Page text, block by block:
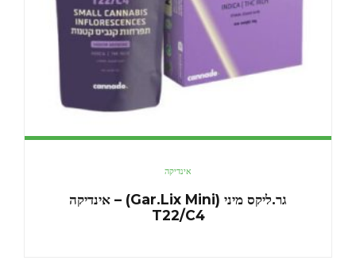
אינדיקה
גר.ליקס מיני (Gar.Lix Mini) – אינדיקה
T22/C4